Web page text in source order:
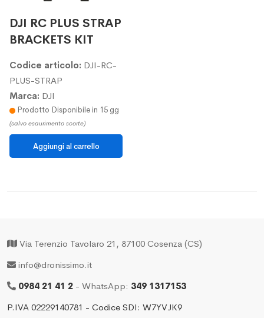
DJI RC PLUS STRAP
BRACKETS KIT
Codice articolo: DJI-RC-
PLUS-STRAP
Marca: DJI
Prodotto Disponibile in 15 gg
(salvo esaurimento scorte)
Via Terenzio Tavolaro 21, 87100 Cosenza (CS)
info@dronissimo.it
0984 21 41 2 - WhatsApp: 349 1317153
P.IVA 02229140781 - Codice SDI: W7YVJK9